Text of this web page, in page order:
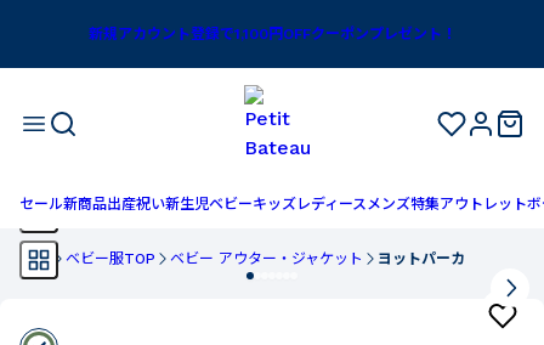
新規アカウント登録で1,100円OFFクーポンプレゼント！
セール新商品出産祝い新生児ベビーキッズ レディースメンズ特集アウトレットボ
TOP ベビー服TOP ベビー アウター・ジャケット ヨットパーカ